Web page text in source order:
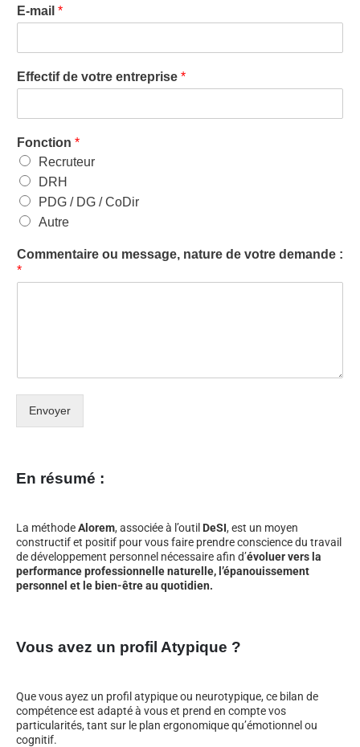
E-mail *
Effectif de votre entreprise *
Fonction *
Recruteur
DRH
PDG / DG / CoDir
Autre
Commentaire ou message, nature de votre demande :
*
Envoyer
En résumé :
La méthodeAlorem, associée à l’outil DeSI, est un moyen
constructif et positif pour vous faire prendre conscience du travail
de développement personnel nécessaire afin d’évoluer vers la
performance professionnelle naturelle, l’épanouissement
personnel et le bien-être au quotidien.
Vous avez un profil Atypique ?
Que vous ayez un profil atypique ou neurotypique, ce bilan de
compétence est adapté à vous et prend en compte vos
particularités, tant sur le plan ergonomique qu’émotionnel ou
cognitif.